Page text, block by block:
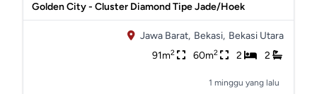
Golden City - Cluster Diamond Tipe Jade/Hoek
Jawa Barat, Bekasi, Bekasi Utara
91m2 60m2 2 2
1 minggu yang lalu